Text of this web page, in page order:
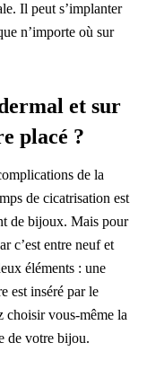
Il peut s’implanter
n’importe où sur
et sur
placé ?
de la
de cicatrisation est
de bijoux. Mais pour
c’est entre neuf et
éléments : une
est inséré par le
choisir vous-même la
de votre bijou.